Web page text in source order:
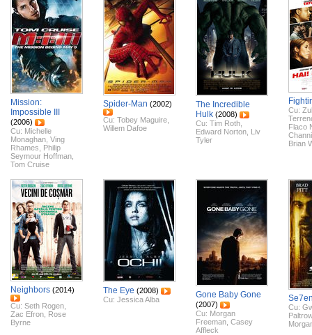
Mission:
Impossible III
(2006)
Cu: Michelle
Monaghan Ving
Rhames
Philip
Seymour Hoffman
Tom Cruise
Spider-Man (2002)
Cu: Tobey Maguire
Willem Dafoe
The Incredible
Hulk (2008)
Cu: Tim Roth
Edward Norton Liv
Tyler
Cu:
Flaco
Brian
Neighbors (2014)
Cu: Seth Rogen
Zac Efron Rose
Byrne
The Eye (2008)
Cu: Jessica Alba Gone Baby Gone
(2007)
Cu: Morgan
Freeman Casey
Affleck
Cu:
Paltrow